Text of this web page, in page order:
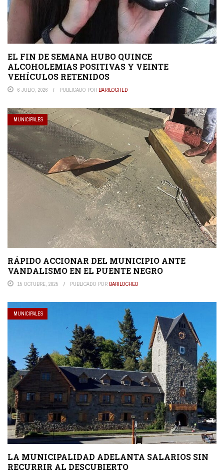
EL FIN DE SEMANA HUBO QUINCE
ALCOHOLEMIAS POSITIVAS Y VEINTE
VEHÍCULOS RETENIDOS
6 JULIO, 2026 PUBLICADO POR BARILOCHED
MUNICIPALES
RÁPIDO ACCIONAR DEL MUNICIPIO ANTE
VANDALISMO EN EL PUENTE NEGRO
15 OCTUBRE, 2025 PUBLICADO POR BARILOCHED
MUNICIPALES
LA MUNICIPALIDAD ADELANTA SALARIOS SIN
RECURRIR AL DESCUBIERTO